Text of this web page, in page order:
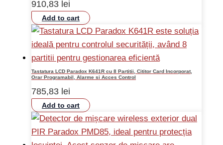
910,83 lei
Add to cart
Tastatura LCD Paradox K641R cu 8 Partitii, Cititor Card Incorporat,
Orar Programabil, Alarme si Acces Control
785,83 lei
Add to cart